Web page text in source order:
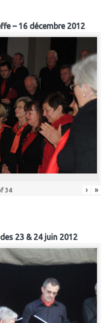
– 16 décembre 2012
34 › »
23 & 24 juin 2012